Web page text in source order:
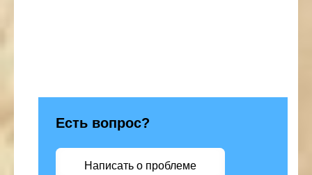
Есть вопрос?
Написать о проблеме